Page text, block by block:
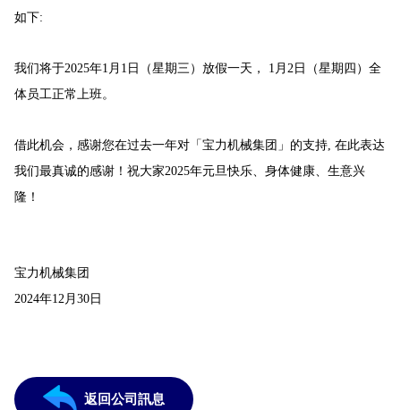
如下:
我们将于2025年1月1日（星期三）放假一天， 1月2日（星期四）全
体员工正常上班。
借此机会，感谢您在过去一年对「宝力机械集团」的支持, 在此表达
我们最真诚的感谢！祝大家2025年元旦快乐、身体健康、生意兴
隆！
宝力机械集团
2024年12月30日
返回公司訊息